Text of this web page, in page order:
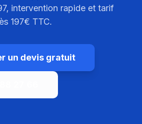
intervention rapide et tarif
197€ TTC.
un devis gratuit